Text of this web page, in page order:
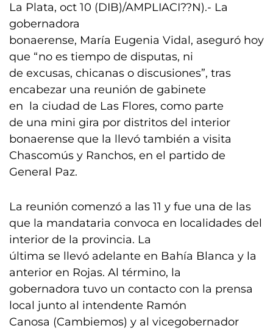
La Plata, oct 10 (DIB)/AMPLIACI??N).- La
gobernadora
bonaerense, María Eugenia Vidal, aseguró hoy
que “no es tiempo de disputas, ni
de excusas, chicanas o discusiones”, tras
encabezar una reunión de gabinete
en la ciudad de Las Flores, como parte
de una mini gira por distritos del interior
bonaerense que la llevó también a visita
Chascomús y Ranchos, en el partido de
General Paz.
La reunión comenzó a las 11 y fue una de las
que la mandataria convoca en localidades del
interior de la provincia. La
última se llevó adelante en Bahía Blanca y la
anterior en Rojas. Al término, la
gobernadora tuvo un contacto con la prensa
local junto al intendente Ramón
Canosa (Cambiemos) y al vicegobernador